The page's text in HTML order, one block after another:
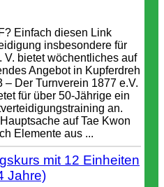
Einfach diesen Link
insbesondere für
bietet wöchentliches auf
Angebot in Kupferdreh
– Der Turnverein 1877 e.V.
für über 50-Jährige ein
an.
auf Tae Kwon
Elemente aus ...
mit 12 Einheiten
Jahre)